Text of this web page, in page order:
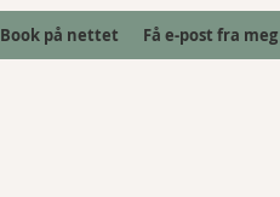
Book på nettet Få e-post fra meg